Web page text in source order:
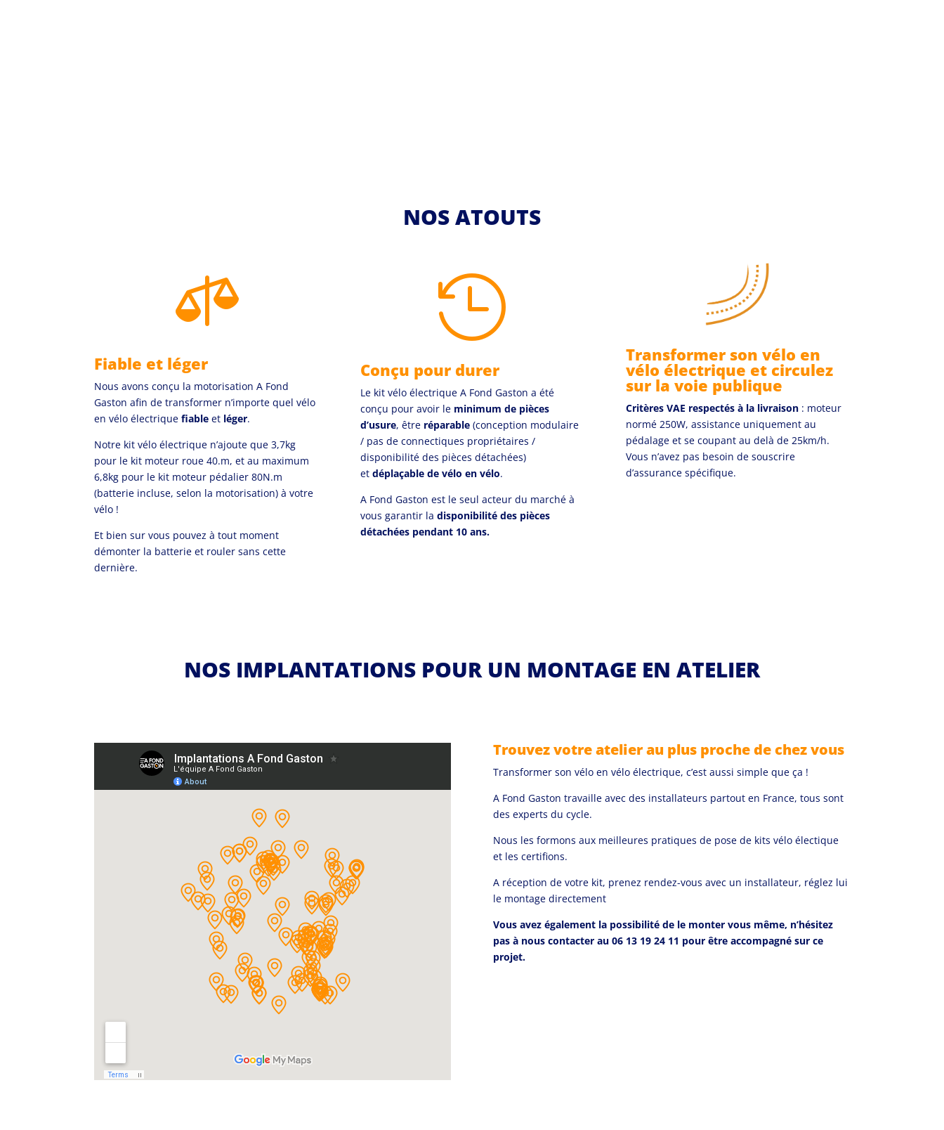
NOS ATOUTS

Fiable et léger
Nous avons conçu la motorisation A Fond
Gaston afin de transformer n’importe quel vélo
en vélo électriquefiable et léger.
Notre kit vélo électrique n’ajoute que 3,7kg
pour le kit moteur roue 40.m, et au maximum
6,8kg pour le kit moteur pédalier 80N.m
(batterie incluse, selon la motorisation) à votre
vélo !
Et bien sur vous pouvez à tout moment
démonter la batterie et rouler sans cette
dernière.

Conçu pour durer
Le kit vélo électrique A Fond Gaston a été
conçu pour avoir le minimum de pièces
d’usure, êtreréparable(conception modulaire
/ pas de connectiques propriétaires /
disponibilité des pièces détachées)
et déplaçable de vélo en vélo.
A Fond Gaston est le seul acteur du marché à
vous garantir la disponibilité des pièces
détachées pendant 10 ans.
Transformer son vélo en
vélo électrique et circulez
sur la voie publique
Critères VAE respectés à la livraison: moteur
normé 250W, assistance uniquement au
pédalage et se coupant au delà de 25km/h.
Vous n’avez pas besoin de souscrire
d’assurance spécifique.
NOS IMPLANTATIONS POUR UN MONTAGE EN ATELIER
Trouvez votre atelier au plus proche de chez vous
Transformer son vélo en vélo électrique, c’est aussi simple que ça !
A Fond Gaston travaille avec des installateurs partout en France, tous sont
des experts du cycle.
Nous les formons aux meilleures pratiques de pose de kits vélo électique
et les certifions.
A réception de votre kit, prenez rendez-vous avec un installateur, réglez lui
le montage directement
Vous avez également la possibilité de le monter vous même, n’hésitez
pas à nous contacter au 06 13 19 24 11 pour être accompagné sur ce
projet.